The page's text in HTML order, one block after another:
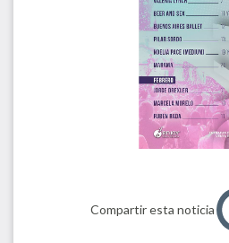
Compartir esta noticia